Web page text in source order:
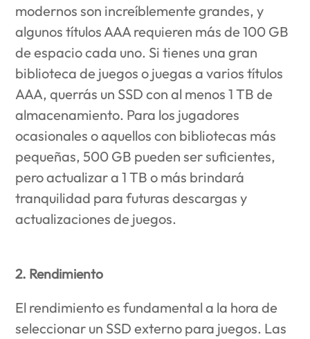
modernos son increíblemente grandes, y
algunos títulos AAA requieren más de 100 GB
de espacio cada uno. Si tienes una gran
biblioteca de juegos o juegas a varios títulos
AAA, querrás un SSD con al menos 1 TB de
almacenamiento. Para los jugadores
ocasionales o aquellos con bibliotecas más
pequeñas, 500 GB pueden ser suficientes,
pero actualizar a 1 TB o más brindará
tranquilidad para futuras descargas y
actualizaciones de juegos.
2. Rendimiento
El rendimiento es fundamental a la hora de
seleccionar un SSD externo para juegos. Las